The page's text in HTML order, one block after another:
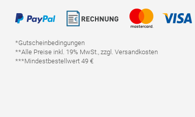
*Gutscheinbedingungen
**Alle Preise inkl. 19% MwSt., zzgl. Versandkosten
***Mindestbestellwert 49 €